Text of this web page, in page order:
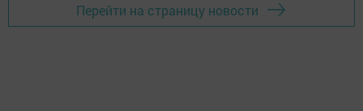
Перейти на страницу новости